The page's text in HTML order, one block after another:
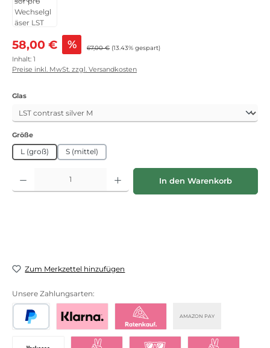
Verkaufspreis:
58,00 € % Regulärer Preis:
67,00 € (13.43% gespart)
Inhalt: 1
Preise inkl. MwSt. zzgl. Versandkosten
Glasauswählen
Größeauswählen
L (groß) S (mittel)
Produkt Anzahl: Gib den gewünschten Wert ein oder benutze die
In den Warenkorb
Zum Merkzettel hinzufügen
Unsere Zahlungsarten:
AMAZON PAY